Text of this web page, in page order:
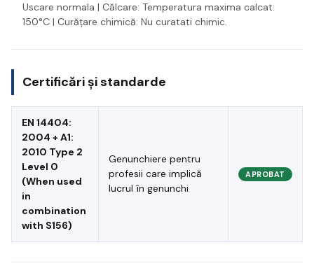
Uscare normala | Călcare: Temperatura maxima calcat:
150°C | Curățare chimică: Nu curatati chimic.
Certificări și standarde
EN 14404:
2004 + A1:
2010 Type 2
Level 0
(When used
in
combination
with S156)
Genunchiere pentru
profesii care implică
lucrul în genunchi
APROBAT